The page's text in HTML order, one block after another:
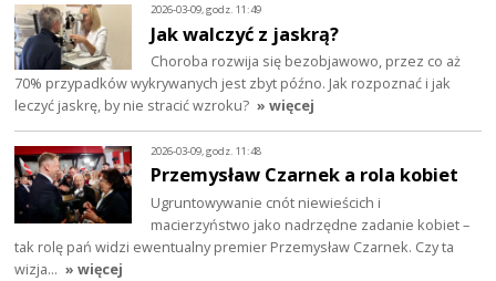
2026-03-09, godz. 11:49
Jak walczyć z jaskrą?
Choroba rozwija się bezobjawowo, przez co aż
70% przypadków wykrywanych jest zbyt późno. Jak rozpoznać i jak
leczyć jaskrę, by nie stracić wzroku? » więcej
2026-03-09, godz. 11:48
Przemysław Czarnek a rola kobiet
Ugruntowywanie cnót niewieścich i
macierzyństwo jako nadrzędne zadanie kobiet –
tak rolę pań widzi ewentualny premier Przemysław Czarnek. Czy ta
wizja… » więcej